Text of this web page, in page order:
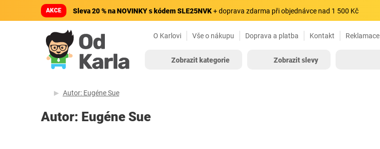
AKCE Sleva 20 % na NOVINKY s kódem SLE25NVK+ doprava zdarma při objednávce nad 1 500 Kč
O Karlovi Vše o nákupu Doprava a platba Kontakt Reklamace
Zobrazit kategorie Zobrazit slevy
Autor: Eugéne Sue
Autor: Eugéne Sue